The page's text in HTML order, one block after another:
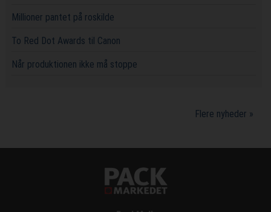
Millioner pantet på roskilde
To Red Dot Awards til Canon
Når produktionen ikke må stoppe
Flere nyheder »